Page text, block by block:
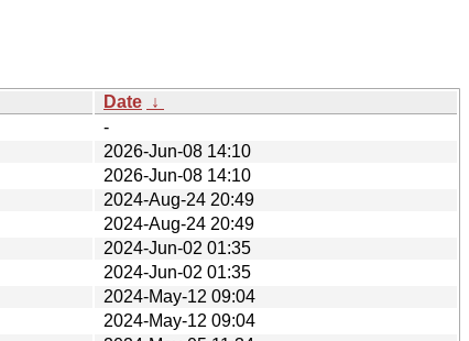
Date ↓
-
2026-Jun-08 14:10
2026-Jun-08 14:10
2024-Aug-24 20:49
2024-Aug-24 20:49
2024-Jun-02 01:35
2024-Jun-02 01:35
2024-May-12 09:04
2024-May-12 09:04